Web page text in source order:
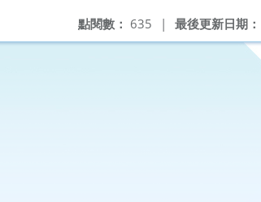
最後更新日期：
點閱數： 635 |